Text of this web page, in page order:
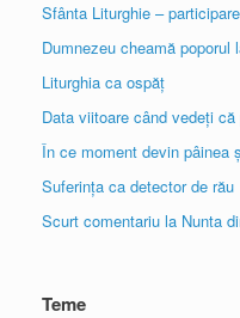
Sfânta Liturghie –
Dumnezeu cheamă poporul
Liturghia ca ospăț
Data viitoare când vedeți că
În ce moment devin pâinea
Suferința ca detector de rău
Scurt comentariu la Nunta
Teme